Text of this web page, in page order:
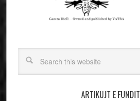
ARTIKUJT E FUNDIT